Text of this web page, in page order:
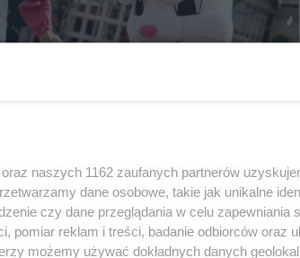
naszych 1162 zaufanych partnerów
dane osobowe, takie jak unikalne
czy dane przeglądania w celu zapewniania
pomiar reklam i treści, badanie odbiorców oraz
możemy używać dokładnych danych